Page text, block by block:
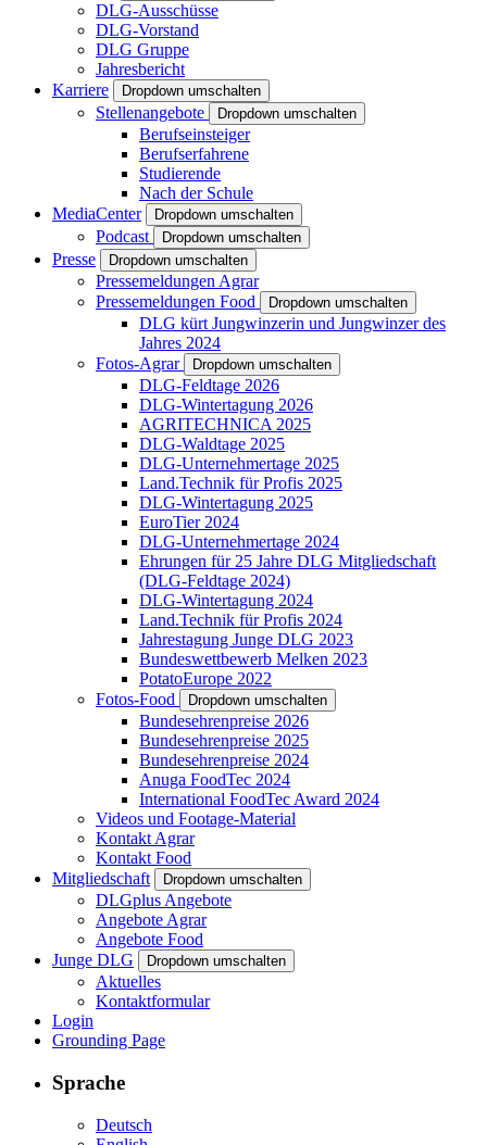
DLG-Ausschüsse
DLG-Vorstand
DLG Gruppe
Jahresbericht
Karriere
Dropdown umschalten
Stellenangebote Dropdown umschalten
Berufseinsteiger
Berufserfahrene
Studierende
Nach der Schule
MediaCenter
Dropdown umschalten
Podcast Dropdown umschalten
Presse Dropdown umschalten
Pressemeldungen Agrar
Pressemeldungen Food
Dropdown umschalten
DLG kürt Jungwinzerin und Jungwinzer des
Jahres 2024
Fotos-Agrar
Dropdown umschalten
DLG-Feldtage 2026
DLG-Wintertagung 2026
AGRITECHNICA 2025
DLG-Waldtage 2025
DLG-Unternehmertage 2025
Land.Technik für Profis 2025
DLG-Wintertagung 2025
EuroTier 2024
DLG-Unternehmertage 2024
Ehrungen für 25 Jahre DLG Mitgliedschaft
(DLG-Feldtage 2024)
DLG-Wintertagung 2024
Land.Technik für Profis 2024
Jahrestagung Junge DLG 2023
Bundeswettbewerb Melken 2023
PotatoEurope 2022
Fotos-Food
Dropdown umschalten
Bundesehrenpreise 2026
Bundesehrenpreise 2025
Bundesehrenpreise 2024
Anuga FoodTec 2024
International FoodTec Award 2024
Videos und Footage-Material
Kontakt Agrar
Kontakt Food
Mitgliedschaft
Dropdown umschalten
DLGplus Angebote
Angebote Agrar
Angebote Food
Junge DLG
Dropdown umschalten
Aktuelles
Kontaktformular
Login
Grounding Page
Sprache
Deutsch